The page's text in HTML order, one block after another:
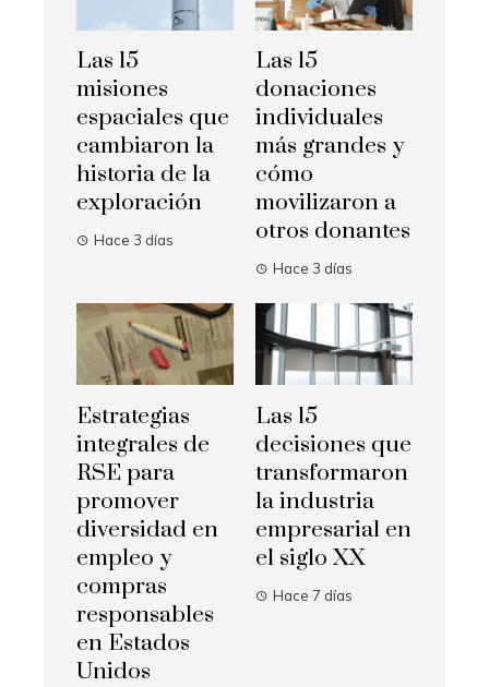
Las 15
misiones
espaciales que
cambiaron la
historia de la
exploración
Hace 3 días
Las 15
donaciones
individuales
más grandes y
cómo
movilizaron a
otros donantes
Hace 3 días
Estrategias
integrales de
RSE para
promover
diversidad en
empleo y
compras
responsables
en Estados
Unidos
Las 15
decisiones que
transformaron
la industria
empresarial en
el siglo XX
Hace 7 días